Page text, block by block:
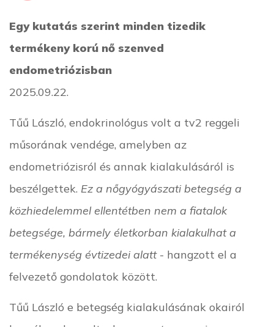
Egy kutatás szerint minden tizedik
termékeny korú nő szenved
endometriózisban
2025.09.22.
Tűű László, endokrinológus volt a tv2 reggeli
műsorának vendége, amelyben az
endometriózisról és annak kialakulásáról is
beszélgettek. Ez a nőgyógyászati betegség a
közhiedelemmel ellentétben nem a fiatalok
betegsége, bármely életkorban kialakulhat a
termékenység évtizedei alatt- hangzott el a
felvezető gondolatok között.
Tűű László e betegség kialakulásának okairól